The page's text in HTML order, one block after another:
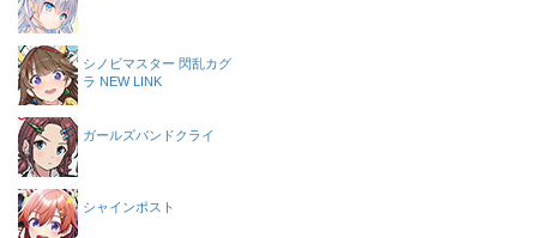
シノビマスター 閃乱カグ
ラ NEW LINK
ガールズバンドクライ
シャインポスト